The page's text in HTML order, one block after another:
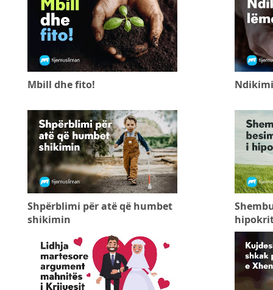
Mbill dhe fito!
Shpërblimi për atë që humbet
shikimin